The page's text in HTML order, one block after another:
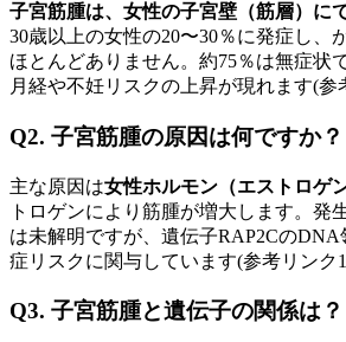
子宮筋腫は、女性の子宮壁（筋層）に
30歳以上の女性の20〜30％に発症し、
ほとんどありません。約75％は無症状
月経や不妊リスクの上昇が現れます(参
Q2. 子宮筋腫の原因は何ですか？
主な原因は女性ホルモン（エストロゲ
トロゲンにより筋腫が増大します。発
は未解明ですが、遺伝子RAP2CのDNA
症リスクに関与しています(参考リンク
Q3. 子宮筋腫と遺伝子の関係は？